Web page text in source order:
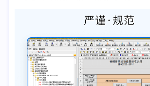
7.《黔东南州建筑施工项目安全生产标准化
〔2022〕53号)
8.《黔东南州建筑施工附着式升降脚手架和
管理实施意见》(黔东南建通〔2022〕54号)
9.《贵州安全增加起重机械安全管理技术导
〔2023〕22 号)